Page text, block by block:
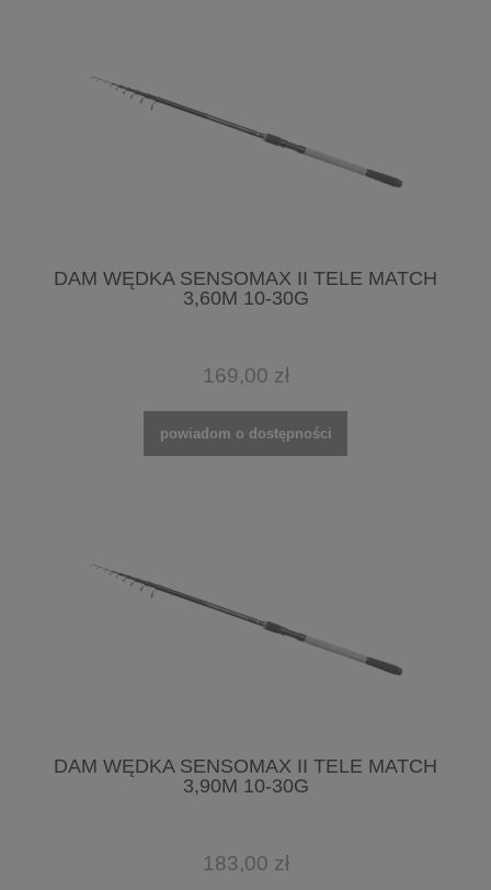
DAM WĘDKA SENSOMAX II TELE MATCH
3,60M 10-30G
169,00 zł
powiadom o dostępności
DAM WĘDKA SENSOMAX II TELE MATCH
3,90M 10-30G
183,00 zł